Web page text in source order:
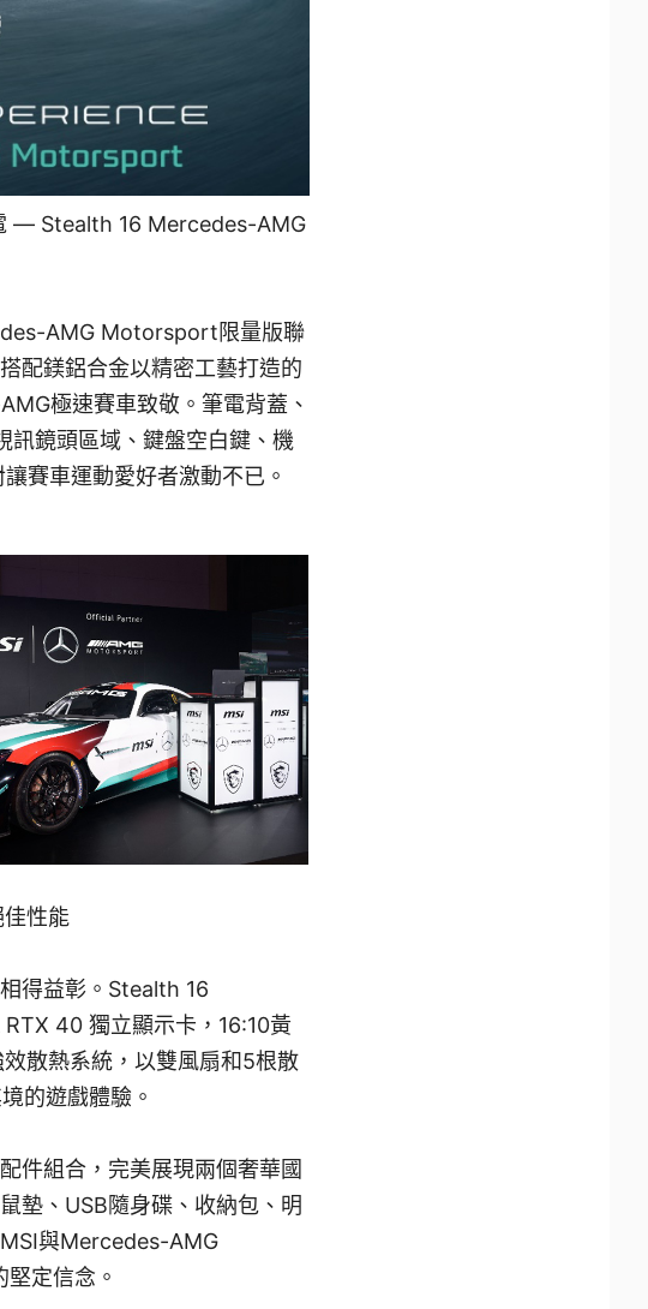
— Stealth 16 Mercedes-AMG
AMG Motorsport限量版聯
配鎂鋁合金以精密工藝打造的
極速賽車致敬。筆電背蓋、
鏡頭區域、鍵盤空白鍵、機
賽車運動愛好者激動不已。
性能
得益彰。Stealth 16
40 獨立顯示卡，16:10黃
散熱系統，以雙風扇和5根散
的遊戲體驗。
件組合，完美展現兩個奢華國
墊、USB隨身碟、收納包、明
與Mercedes-AMG
定信念。